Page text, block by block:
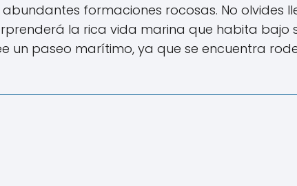
formaciones rocosas. No olvides
la rica vida marina que habita bajo
un paseo marítimo, ya que se encuentra